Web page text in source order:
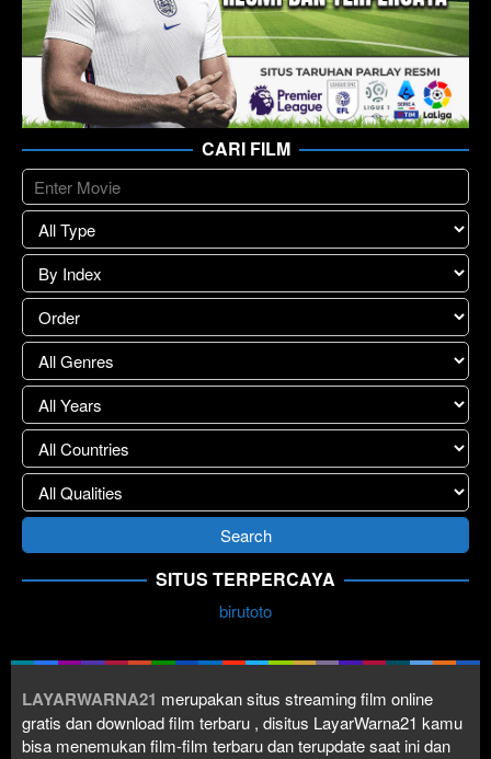
CARI FILM
SITUS TERPERCAYA
birutoto
LAYARWARNA21 merupakan situs streaming film online
gratis dan download film terbaru , disitus LayarWarna21 kamu
bisa menemukan film-film terbaru dan terupdate saat ini dan